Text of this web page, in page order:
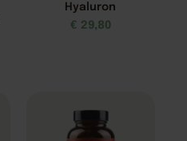
Hyaluron
€ 29,80